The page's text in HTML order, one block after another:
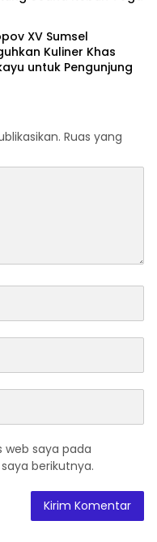
XV Sumsel
Kuliner Khas
untuk Pengunjung
Ruas yang
web saya pada
berikutnya.